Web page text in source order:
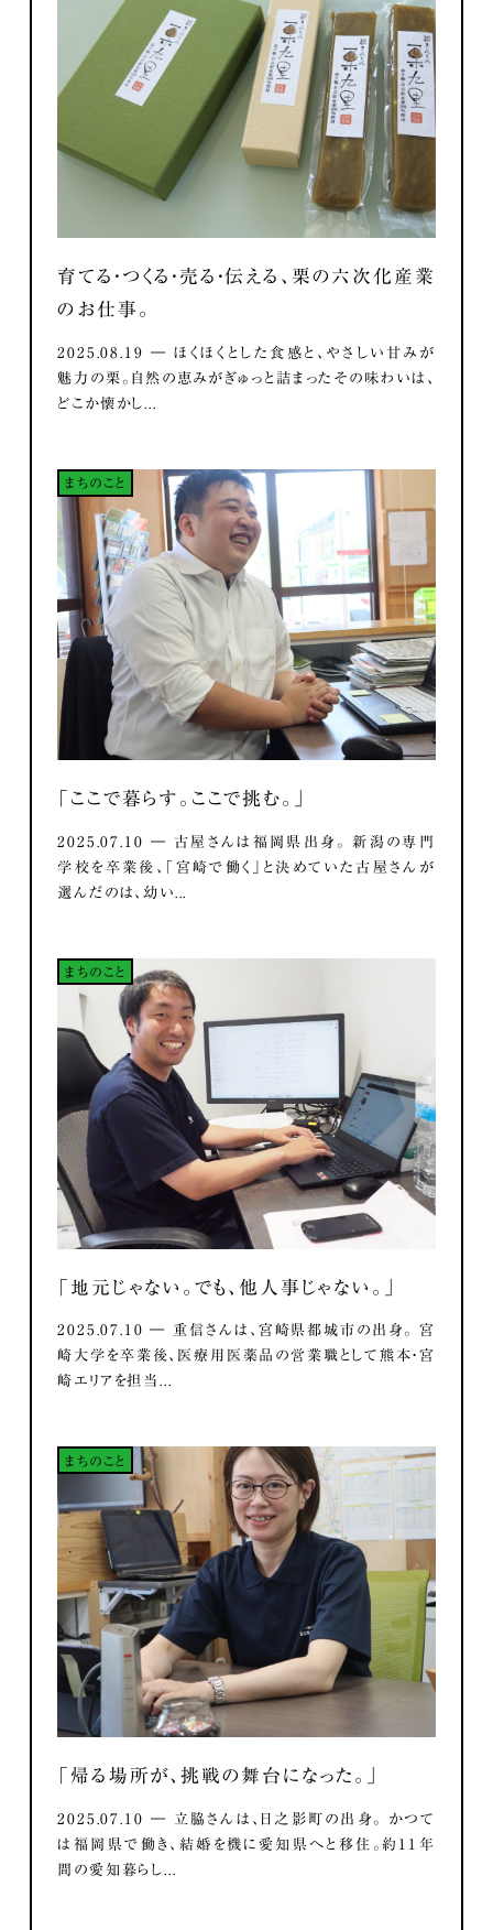
育てる・つくる・売る・伝える、栗の六次化産業
のお仕事。
2025.08.19 ― ほくほくとした食感と、やさしい甘みが
魅力の栗。自然の恵みがぎゅっと詰まったその味わいは、
どこか懐かし...
まちのこと
「ここで暮らす。ここで挑む。」
2025.07.10 ― 古屋さんは福岡県出身。 新潟の専門
学校を卒業後、「宮崎で働く」と決めていた古屋さんが
選んだのは、幼い...
まちのこと
「地元じゃない。でも、他人事じゃない。」
2025.07.10 ― 重信さんは、宮崎県都城市の出身。 宮
崎大学を卒業後、医療用医薬品の営業職として熊本・宮
崎エリアを担当...
まちのこと
「帰る場所が、挑戦の舞台になった。」
2025.07.10 ― 立脇さんは、日之影町の出身。 かつて
は福岡県で働き、結婚を機に愛知県へと移住。約11年
間の愛知暮らし...